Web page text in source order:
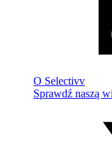
O Selectivv
Sprawdź naszą